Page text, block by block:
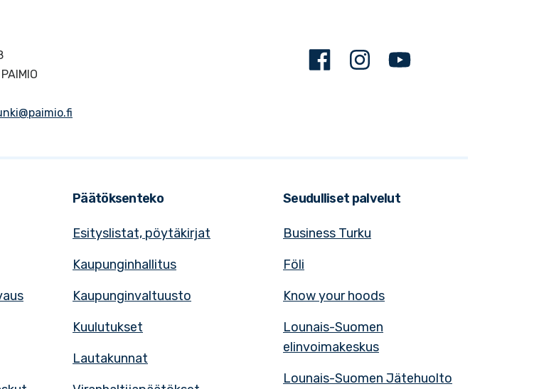
FacebookInstagram
Päätöksenteko
Esityslistat, pöytäkirjat
Kaupunginhallitus
Kaupunginvaltuusto
Kuulutukset
Lautakunnat
Seudulliset palvelut
Business Turku
Föli
Know your hoods
Lounais-Suomen
elinvoimakeskus
Lounais-Suomen Jätehuolto